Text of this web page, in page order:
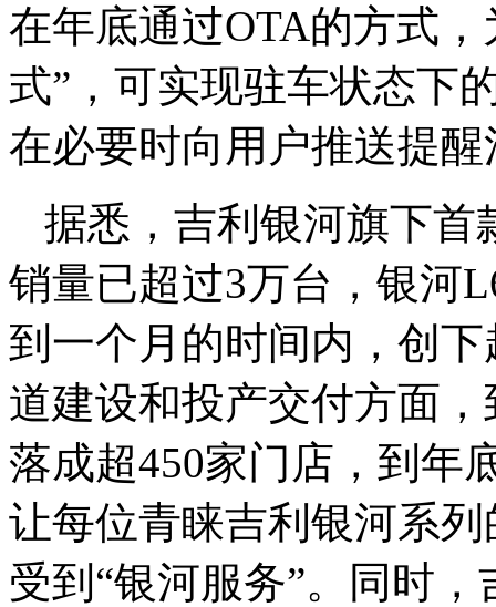
在年底通过OTA的方式
式”，可实现驻车状态下
在必要时向用户推送提醒
据悉，吉利银河旗下首
销量已超过3万台，银河
到一个月的时间内，创
道建设和投产交付方面
落成超450家门店，到年
让每位青睐吉利银河系
受到“银河服务”。同时